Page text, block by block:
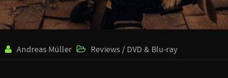
Andreas Müller Reviews / DVD & Blu-ray